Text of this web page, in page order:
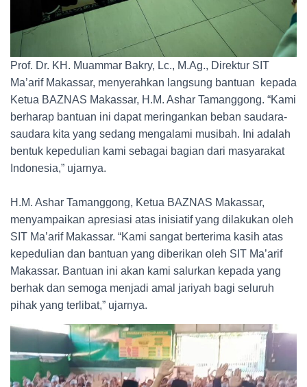
Prof. Dr. KH. Muammar Bakry, Lc., M.Ag., Direktur SIT
Ma’arif Makassar, menyerahkan langsung bantuan kepada
Ketua BAZNAS Makassar, H.M. Ashar Tamanggong. “Kami
berharap bantuan ini dapat meringankan beban saudara-
saudara kita yang sedang mengalami musibah. Ini adalah
bentuk kepedulian kami sebagai bagian dari masyarakat
Indonesia,” ujarnya.
H.M. Ashar Tamanggong, Ketua BAZNAS Makassar,
menyampaikan apresiasi atas inisiatif yang dilakukan oleh
SIT Ma’arif Makassar. “Kami sangat berterima kasih atas
kepedulian dan bantuan yang diberikan oleh SIT Ma’arif
Makassar. Bantuan ini akan kami salurkan kepada yang
berhak dan semoga menjadi amal jariyah bagi seluruh
pihak yang terlibat,” ujarnya.